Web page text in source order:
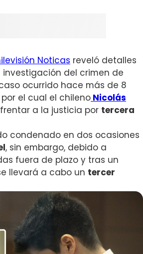
Noticas reveló detalles
investigación del crimen de
ocurrido hace más de 8
el cual el chileno Nicolás
a la justicia por tercera
condenado en dos ocasiones
, sin embargo, debido a
fuera de plazo y tras un
llevará a cabo un tercer